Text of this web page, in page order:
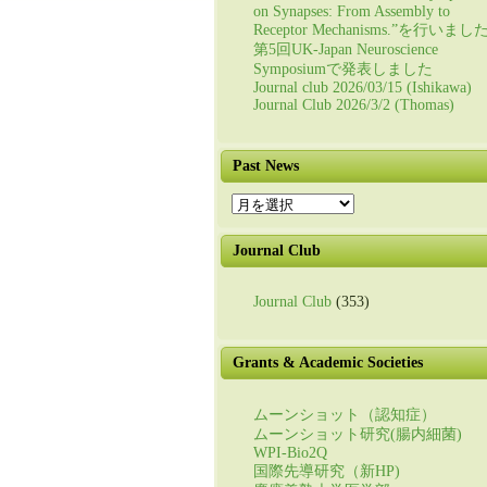
on Synapses: From Assembly to
Receptor Mechanisms.”を行いまし
第5回UK-Japan Neuroscience
Symposiumで発表しました
Journal club 2026/03/15 (Ishikawa)
Journal Club 2026/3/2 (Thomas)
Past News
Past
News
Journal Club
Journal Club (353)
Grants & Academic Societies
ムーンショット（認知症）
ムーンショット研究(腸内細菌)
WPI-Bio2Q
国際先導研究（新HP)